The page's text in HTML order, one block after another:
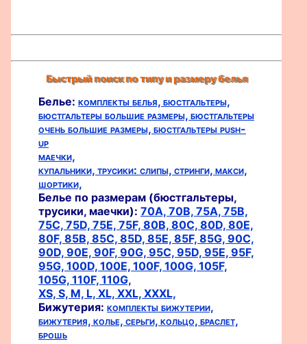
Быстрый поиск по типу и размеру белья
Белье: комплекты белья, бюстгальтеры,
бюстгальтеры большие размеры, бюстгальтеры
очень большие размеры, бюстгальтеры push-
up
маечки,
купальники, трусики: слипы, стринги, макси,
шортики,
Белье по размерам (бюстгальтеры,
трусики, маечки): 70A, 70B, 75A, 75B,
75C, 75D, 75E, 75F, 80B, 80C, 80D, 80E,
80F, 85B, 85C, 85D, 85E, 85F, 85G, 90C,
90D, 90E, 90F, 90G, 95C, 95D, 95E, 95F,
95G, 100D, 100E, 100F, 100G, 105F,
105G, 110F, 110G,
XS, S, M, L, XL, XXL, XXXL,
Бижутерия: комплекты бижутерии,
бижутерия, колье, серьги, кольцо, браслет,
брошь